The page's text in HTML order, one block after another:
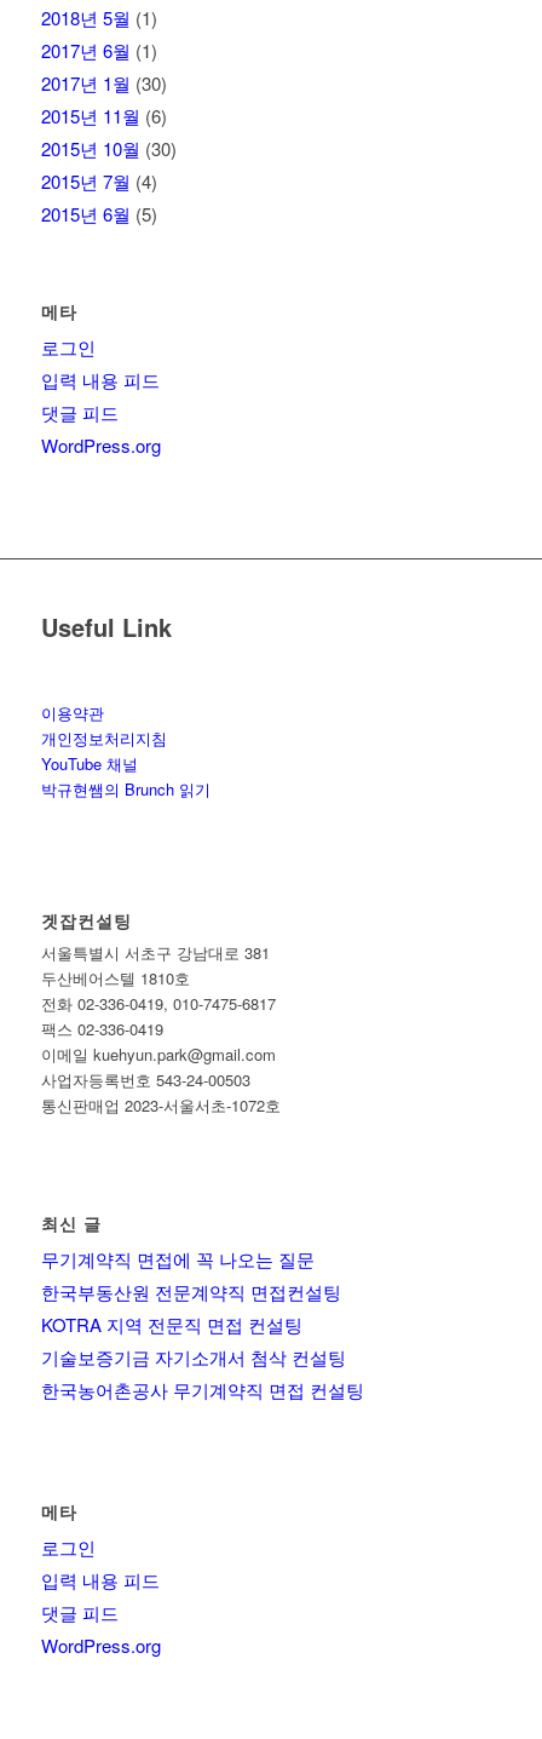
2018년 5월 (1)
2017년 6월 (1)
2017년 1월 (30)
2015년 11월 (6)
2015년 10월 (30)
2015년 7월 (4)
2015년 6월 (5)
메타
로그인
입력 내용 피드
댓글 피드
WordPress.org
Useful Link
이용약관
개인정보처리지침
YouTube 채널
박규현쌤의 Brunch 읽기
겟잡컨설팅
서울특별시 서초구 강남대로 381
두산베어스텔 1810호
전화 02-336-0419, 010-7475-6817
팩스 02-336-0419
이메일 kuehyun.park@gmail.com
사업자등록번호 543-24-00503
통신판매업 2023-서울서초-1072호
최신 글
무기계약직 면접에 꼭 나오는 질문
한국부동산원 전문계약직 면접컨설팅
KOTRA 지역 전문직 면접 컨설팅
기술보증기금 자기소개서 첨삭 컨설팅
한국농어촌공사 무기계약직 면접 컨설팅
메타
로그인
입력 내용 피드
댓글 피드
WordPress.org